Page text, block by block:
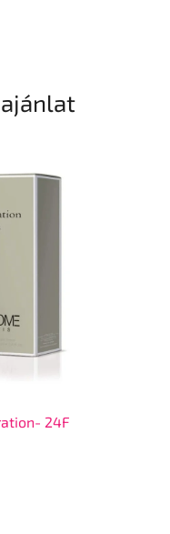
24F